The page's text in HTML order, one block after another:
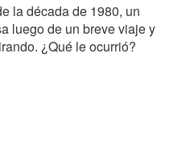
la década de 1980, un
luego de un breve viaje y
¿Qué le ocurrió?